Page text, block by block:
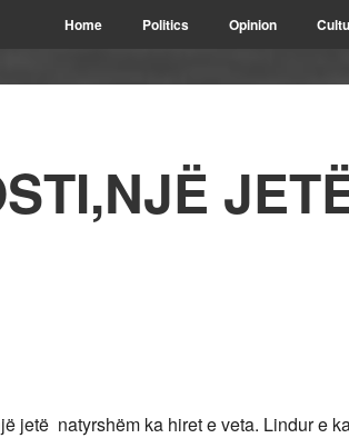
Home Politics Opinion
jetë natyrshëm ka hiret e veta. Lindur e